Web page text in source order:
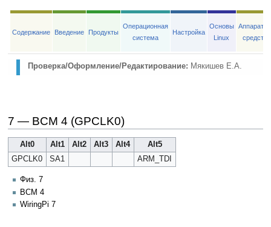
Перейти
навигации
Перейти
поиску
Содержание Введение Продукты
Операционная
система
Настройка
Основы
Linux
средства
Проверка/Оформление/Редактирование: Мякишев Е.А.
7 — BCM 4 (GPCLK0)
Alt0 Alt1 Alt2 Alt3 Alt4
Alt5
GPCLK0
SA1 ARM_TDI
Физ. 7
BCM 4
WiringPi 7